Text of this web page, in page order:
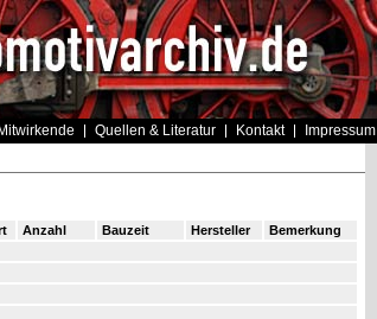
Mitwirkende Quellen & Literatur Kontakt Impressum
Anzahl Bauzeit Hersteller Bemerkung